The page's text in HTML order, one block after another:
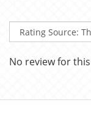
No review for